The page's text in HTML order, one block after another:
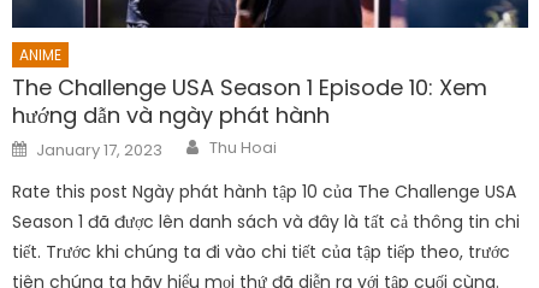
ANIME
The Challenge USA Season 1 Episode 10: Xem
hướng dẫn và ngày phát hành
Posted
on
January 17, 2023 Author
Thu Hoai
Rate this post Ngày phát hành tập 10 của The Challenge USA
Season 1 đã được lên danh sách và đây là tất cả thông tin chi
tiết. Trước khi chúng ta đi vào chi tiết của tập tiếp theo, trước
tiên chúng ta hãy hiểu mọi thứ đã diễn ra với tập cuối cùng.